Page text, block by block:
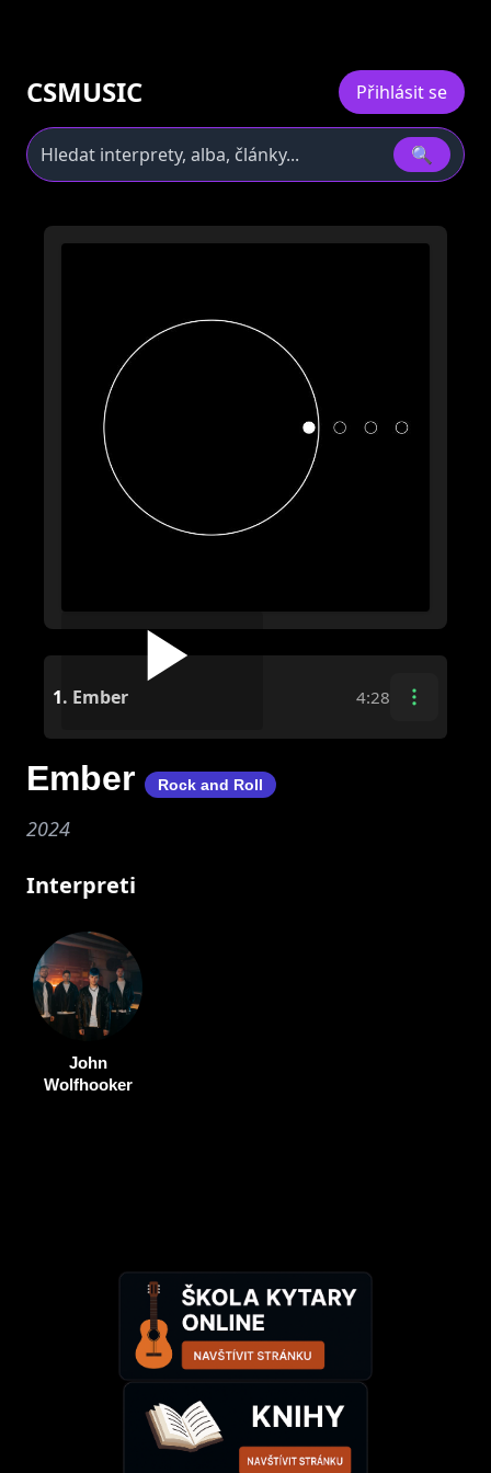
CSMUSIC Přihlásit se
🔍
1. Ember 4:28
Ember Rock and Roll
2024
Interpreti
John
Wolfhooker